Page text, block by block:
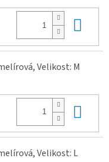
Velikost: M
Velikost: L